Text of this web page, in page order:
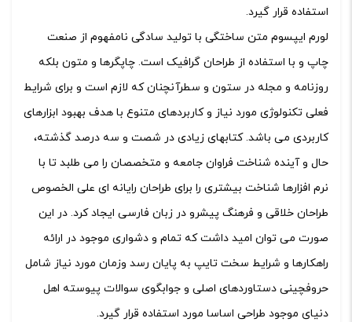
استفاده قرار گیرد.
لورم ایپسوم متن ساختگی با تولید سادگی نامفهوم از صنعت
چاپ و با استفاده از طراحان گرافیک است. چاپگرها و متون بلکه
روزنامه و مجله در ستون و سطرآنچنان که لازم است و برای شرایط
فعلی تکنولوژی مورد نیاز و کاربردهای متنوع با هدف بهبود ابزارهای
کاربردی می باشد. کتابهای زیادی در شصت و سه درصد گذشته،
حال و آینده شناخت فراوان جامعه و متخصصان را می طلبد تا با
نرم افزارها شناخت بیشتری را برای طراحان رایانه ای علی الخصوص
طراحان خلاقی و فرهنگ پیشرو در زبان فارسی ایجاد کرد. در این
صورت می توان امید داشت که تمام و دشواری موجود در ارائه
راهکارها و شرایط سخت تایپ به پایان رسد وزمان مورد نیاز شامل
حروفچینی دستاوردهای اصلی و جوابگوی سوالات پیوسته اهل
دنیای موجود طراحی اساسا مورد استفاده قرار گیرد.